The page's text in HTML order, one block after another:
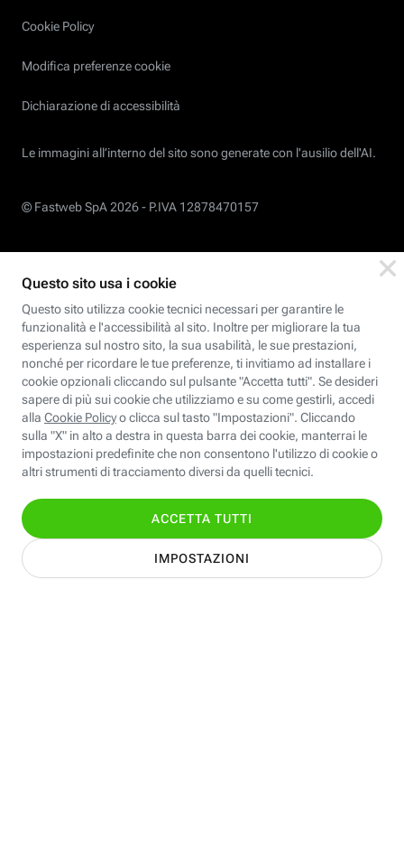
Cookie Policy
Modifica preferenze cookie
Dichiarazione di accessibilità
Le immagini all’interno del sito sono generate con l'ausilio dell'AI.
© Fastweb SpA 2026 - P.IVA 12878470157